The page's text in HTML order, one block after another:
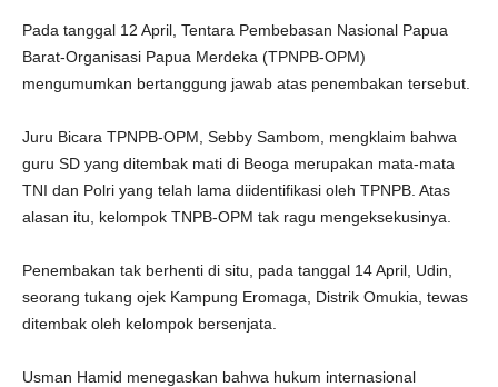
Pada tanggal 12 April, Tentara Pembebasan Nasional Papua
Barat-Organisasi Papua Merdeka (TPNPB-OPM)
mengumumkan bertanggung jawab atas penembakan tersebut.
Juru Bicara TPNPB-OPM, Sebby Sambom, mengklaim bahwa
guru SD yang ditembak mati di Beoga merupakan mata-mata
TNI dan Polri yang telah lama diidentifikasi oleh TPNPB. Atas
alasan itu, kelompok TNPB-OPM tak ragu mengeksekusinya.
Penembakan tak berhenti di situ, pada tanggal 14 April, Udin,
seorang tukang ojek Kampung Eromaga, Distrik Omukia, tewas
ditembak oleh kelompok bersenjata.
Usman Hamid menegaskan bahwa hukum internasional